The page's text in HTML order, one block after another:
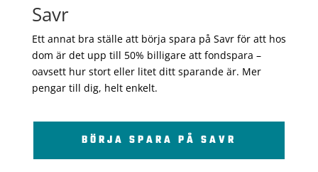
Savr
Ett annat bra ställe att börja spara på Savr för att hos
dom är det upp till 50% billigare att fondspara –
oavsett hur stort eller litet ditt sparande är. Mer
pengar till dig, helt enkelt.
BÖRJA SPARA PÅ SAVR